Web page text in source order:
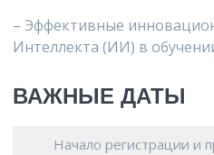
– Эффективные
Интеллекта (ИИ) в
ВАЖНЫЕ ДАТЫ
Начало регистрации и